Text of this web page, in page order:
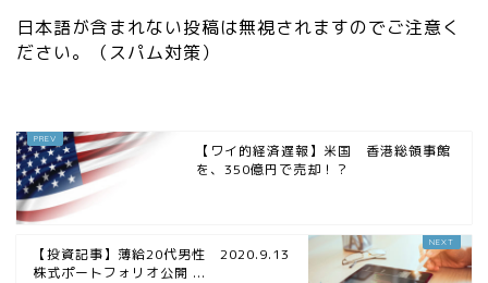
日本語が含まれない投稿は無視されますのでご注意く
ださい。（スパム対策）
【ワイ的経済遅報】米国 香港総領事館
を、350億円で売却！？
【投資記事】薄給20代男性 2020.9.13
株式ポートフォリオ公開 ...